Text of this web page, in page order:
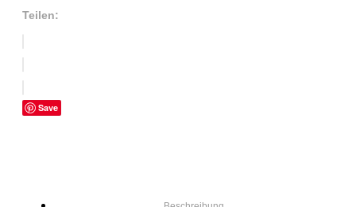
Teilen:
Save